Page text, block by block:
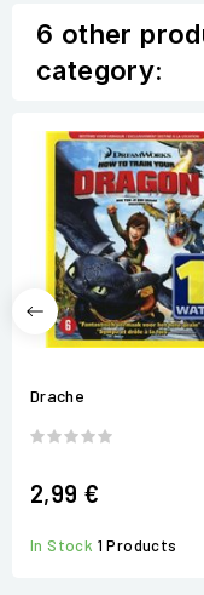
6 other
category:
Drache
2,99 €
In Stock 1 Products